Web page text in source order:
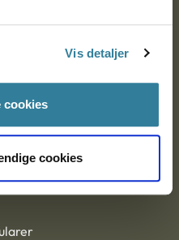
Vis detaljer
cookies
cookies